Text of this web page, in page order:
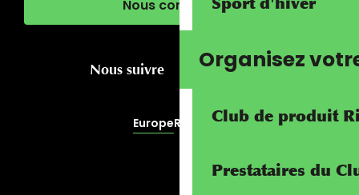
Organisez
Club de produit
Prestataires du
Nous contacter
Nous suivre
EuropeRivierALP